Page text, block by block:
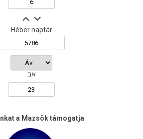
Héber naptár
אב
a Mazsök támogatja